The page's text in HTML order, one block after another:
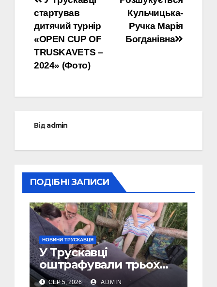
записів
Кульчицька-
Ручка Марія
Богданівна
стартував
дитячий турнір
«OPEN CUP OF
TRUSKAVETS –
2024» (Фото)
Відadmin
ПОДІБНІ ЗАПИСИ
НОВИНИ ТРУСКАВЦЯ
У Трускавці
оштрафували трьох
відпочивальників за
СЕР 5, 2026 ADMIN